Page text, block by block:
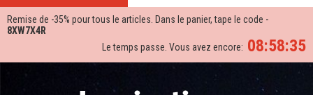
Remise de -35% pour tous le articles. Dans le panier, tape le code -
8XW7X4R
08:58:35
Le temps passe. Vous avez encore: